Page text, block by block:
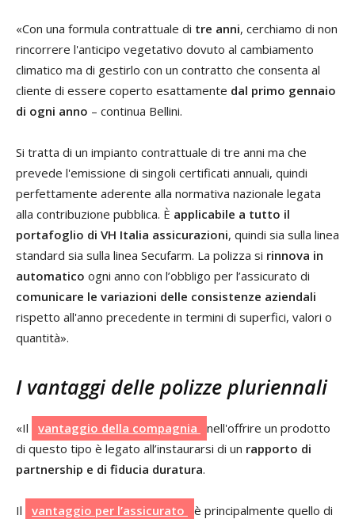
«Con una formula contrattuale di tre anni, cerchiamo di non
rincorrere l'anticipo vegetativo dovuto al cambiamento
climatico ma di gestirlo con un contratto che consenta al
cliente di essere coperto esattamente dal primo gennaio
di ogni anno – continua Bellini.
Si tratta di un impianto contrattuale di tre anni ma che
prevede l'emissione di singoli certificati annuali, quindi
perfettamente aderente alla normativa nazionale legata
alla contribuzione pubblica. È applicabile a tutto il
portafoglio di VH Italia assicurazioni, quindi sia sulla linea
standard sia sulla linea Secufarm. La polizza si rinnova in
automatico ogni anno con l’obbligo per l’assicurato di
comunicare le variazioni delle consistenze aziendali
rispetto all'anno precedente in termini di superfici, valori o
quantità».
I vantaggi delle polizze pluriennali
«Il vantaggio della compagnia
nell'offrire un prodotto
di questo tipo è legato all’instaurarsi di un rapporto di
partnership e di fiducia duratura.
Il vantaggio per l’assicurato
è principalmente quello di